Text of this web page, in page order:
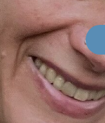
MITMACHEN
SPENDEN